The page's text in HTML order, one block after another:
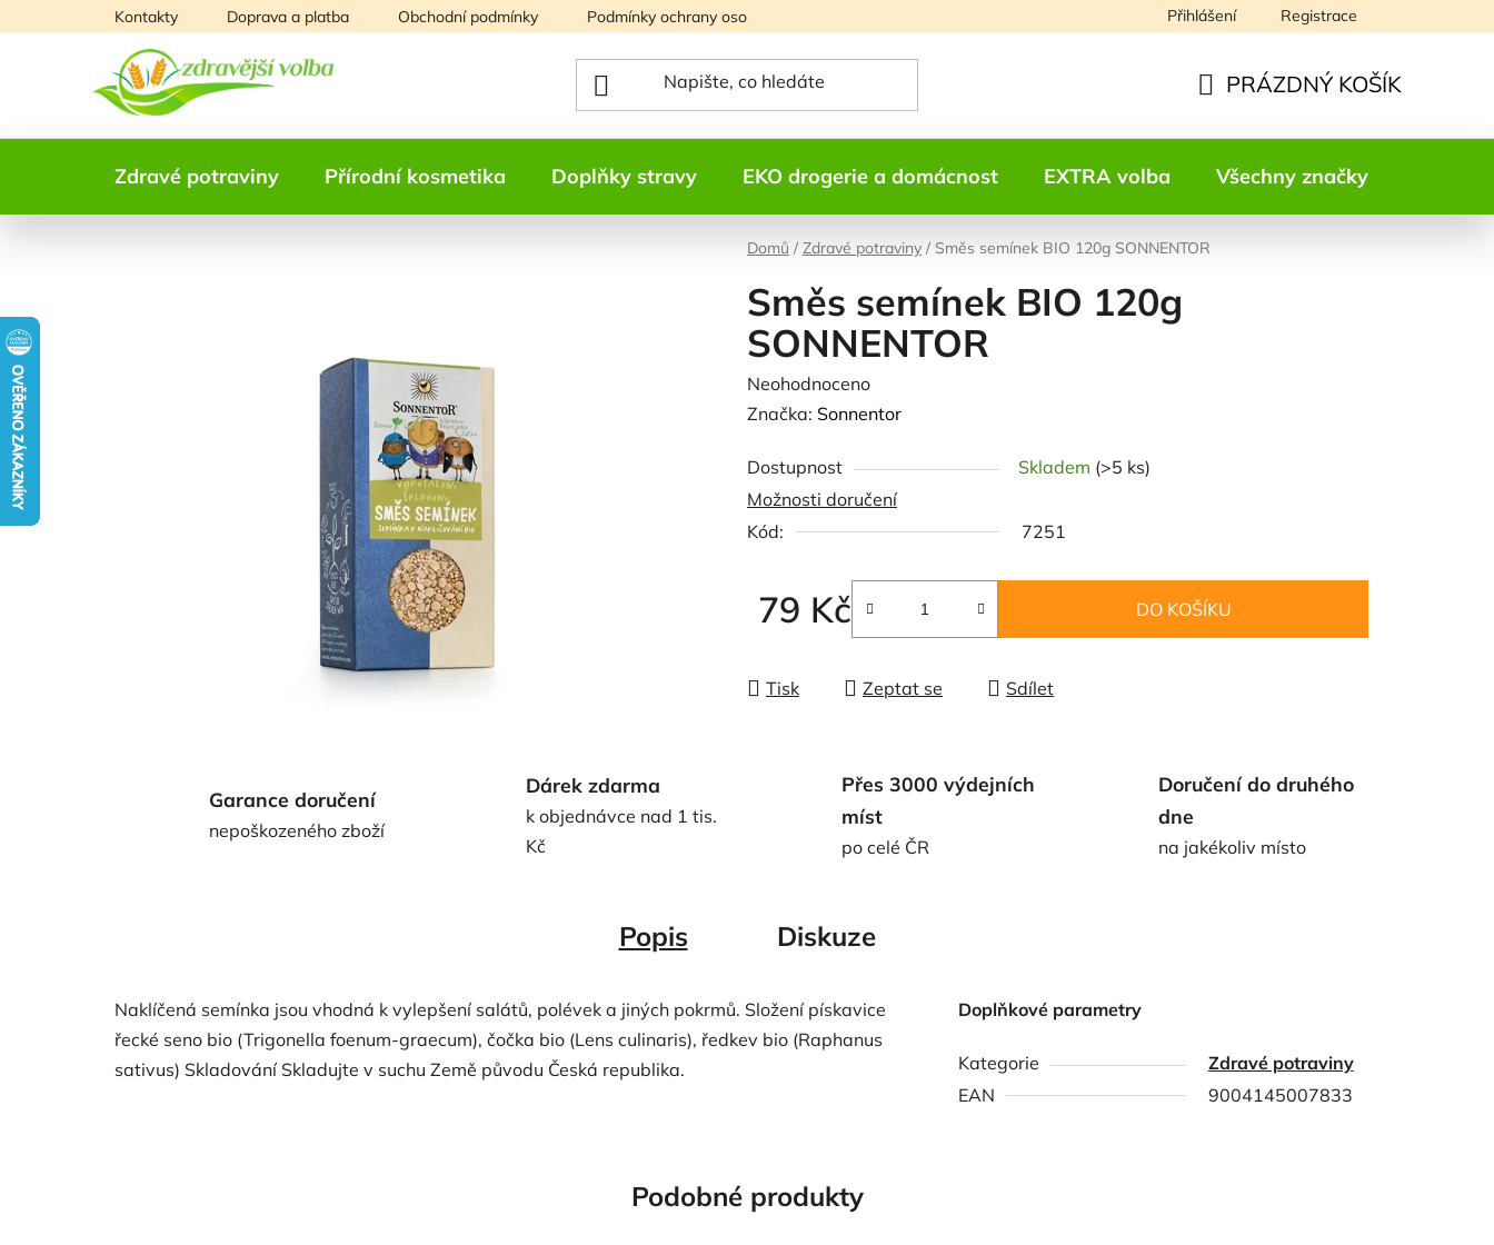
na
Kontakty Doprava a platba Obchodní podmínky Podmínky ochrany osobních údajů Přihlášení Registrace
KOŠÍK
PRÁZDNÝ KOŠÍK
Zdravé potraviny Přírodní kosmetika Doplňky stravy EKO drogerie a domácnost EXTRA volba Všechny značky
Domů / Zdravé potraviny / Směs semínek BIO 120g SONNENTOR
Směs semínek BIO 120g
SONNENTOR
Průměrné
hodnocení
je
0,0
z
hvězdiček.
Neohodnoceno
Značka: Sonnentor
Dostupnost Skladem (>5 ks)
Možnosti doručení
Kód:
7251
79 Kč
Měrná cena:
DO KOŠÍKU
Tisk Zeptat se Sdílet
Garance doručení
nepoškozeného zboží
Dárek zdarma
k objednávce nad 1 tis.
Kč
Přes 3000 výdejních
míst
po celé ČR
Doručení do druhého
dne
na jakékoliv místo
Popis Diskuze
Naklíčená semínka jsou vhodná k vylepšení salátů, polévek a jiných pokrmů. Složení pískavice
řecké seno bio (Trigonella foenum-graecum), čočka bio (Lens culinaris), ředkev bio (Raphanus
sativus) Skladování Skladujte v suchu Země původu Česká republika.
Doplňkové parametry
Kategorie
Zdravé potraviny
EAN
9004145007833
Podobné produkty